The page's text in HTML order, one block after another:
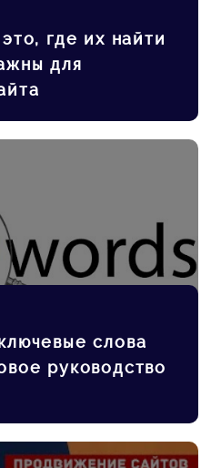
где их найти
для
слова
руководство